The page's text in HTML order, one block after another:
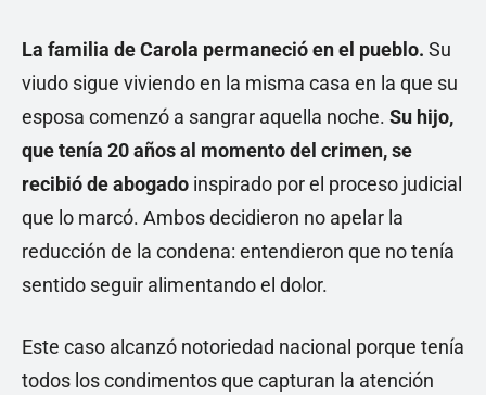
La familia de Carola permaneció en el pueblo. Su
viudo sigue viviendo en la misma casa en la que su
esposa comenzó a sangrar aquella noche. Su hijo,
que tenía 20 años al momento del crimen, se
recibió de abogado inspirado por el proceso judicial
que lo marcó. Ambos decidieron no apelar la
reducción de la condena: entendieron que no tenía
sentido seguir alimentando el dolor.
Este caso alcanzó notoriedad nacional porque tenía
todos los condimentos que capturan la atención